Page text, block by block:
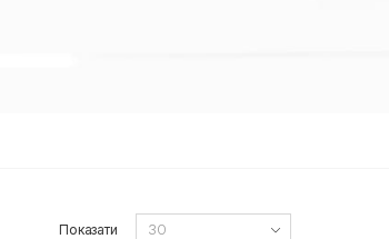
Показати